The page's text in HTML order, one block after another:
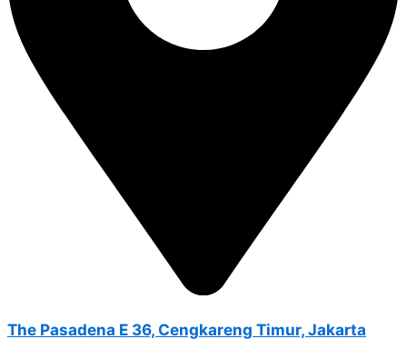
The Pasadena E 36, Cengkareng Timur, Jakarta